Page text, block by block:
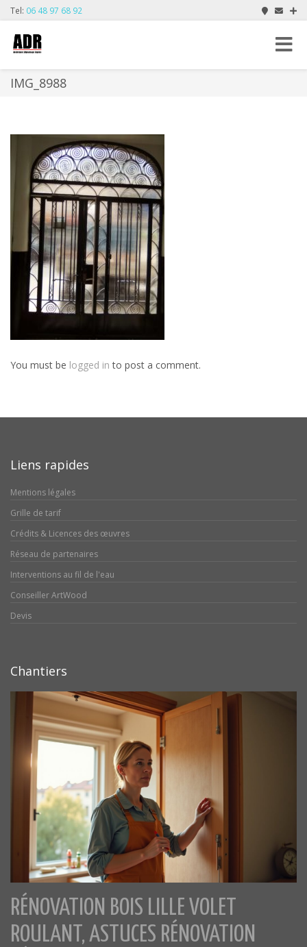
Tel: 06 48 97 68 92
Toggle
IMG_8988
You must be logged in to post a comment.
Liens rapides
Mentions légales
Grille de tarif
Crédits & Licences des œuvres
Réseau de partenaires
Interventions au fil de l'eau
Conseiller ArtWood
Devis
Chantiers
RÉNOVATION BOIS LILLE VOLET
ROULANT, ASTUCES RÉNOVATION